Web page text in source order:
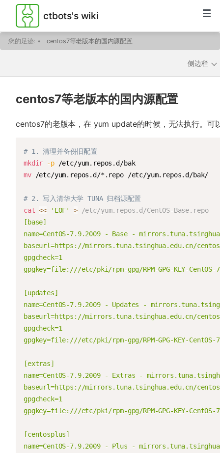
ctbots's wiki
您的足迹: • centos7等老版本的国内源配置
侧边栏
centos7等老版本的国内源配置
centos7的老版本，在 yum update的时候，无法执行。可
# 1. 清理并备份旧配置
mkdir
-p
/etc/yum.repos.d/bak
mv /etc/yum.repos.d/*.repo /etc/yum.repos.d/bak/
# 2. 写入清华大学 TUNA 归档源配置
cat << 'EOF' > /etc/yum.repos.d/CentOS-Base.repo
[base]
name=CentOS-7.9.2009 - Base -
baseurl=https://mirrors.tuna.tsinghua.edu.cn/
gpgcheck=1
gpgkey=file:///etc/pki/rpm-gpg/RPM-GPG-KEY-CentOS-7
[updates]
name=CentOS-7.9.2009 - Updates -
baseurl=https://mirrors.tuna.tsinghua.edu.cn/
gpgcheck=1
gpgkey=file:///etc/pki/rpm-gpg/RPM-GPG-KEY-CentOS-7
[extras]
name=CentOS-7.9.2009 - Extras -
baseurl=https://mirrors.tuna.tsinghua.edu.cn/
gpgcheck=1
gpgkey=file:///etc/pki/rpm-gpg/RPM-GPG-KEY-CentOS-7
[centosplus]
name=CentOS-7.9.2009 - Plus -